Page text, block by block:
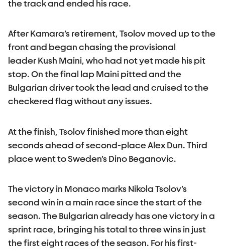
the track and ended his race.
After Kamara’s retirement, Tsolov moved up to the
front and began chasing the provisional
leader Kush Maini, who had not yet made his pit
stop. On the final lap Maini pitted and the
Bulgarian driver took the lead and cruised to the
checkered flag without any issues.
At the finish, Tsolov finished more than eight
seconds ahead of second-place Alex Dun. Third
place went to Sweden’s Dino Beganovic.
The victory in Monaco marks Nikola Tsolov’s
second win in a main race since the start of the
season. The Bulgarian already has one victory in a
sprint race, bringing his total to three wins in just
the first eight races of the season. For his first-